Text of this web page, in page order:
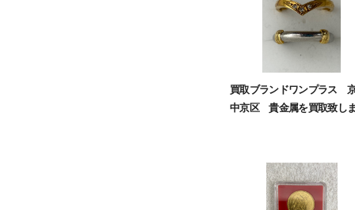
買取ブランドワンプラス
中京区 貴金属を買取致し